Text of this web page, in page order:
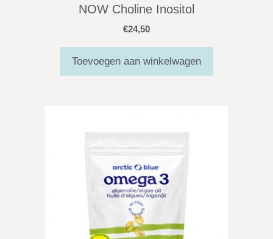
NOW Choline Inositol
€24,50
Toevoegen aan winkelwagen